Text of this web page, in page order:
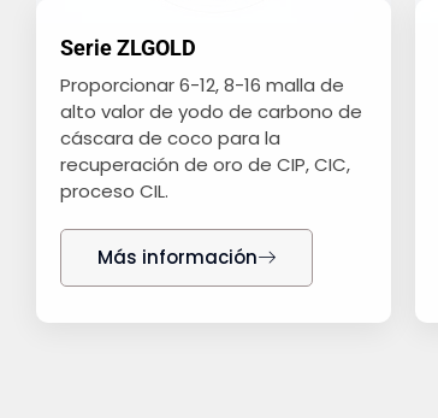
Serie ZLGOLD
Proporcionar 6-12, 8-16 malla de
alto valor de yodo de carbono de
cáscara de coco para la
recuperación de oro de CIP, CIC,
proceso CIL.
Más información